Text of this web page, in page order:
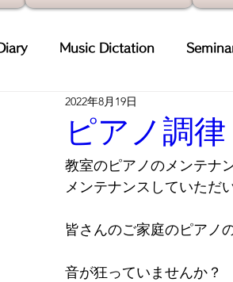
Diary Music Dictation
ピアノ調律
2022年8月19日
教室のピアノのメンテナ
メンテナンスしていただ
皆さんのご家庭のピアノ
音が狂っていませんか？